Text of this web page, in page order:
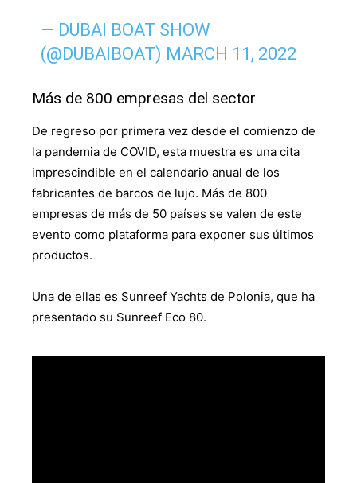
— DUBAI BOAT SHOW
(@DUBAIBOAT) MARCH 11, 2022
Más de 800 empresas del sector
De regreso por primera vez desde el comienzo de
la pandemia de COVID, esta muestra es una cita
imprescindible en el calendario anual de los
fabricantes de barcos de lujo. Más de 800
empresas de más de 50 países se valen de este
evento como plataforma para exponer sus últimos
productos.
Una de ellas es Sunreef Yachts de Polonia, que ha
presentado su Sunreef Eco 80.